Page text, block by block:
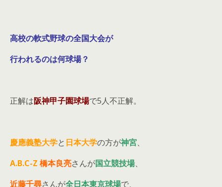
高校の軟式野球の全国大会が
行われるのは何球場？
正解は阪神甲子園球場で5人不正解。
慶應義塾大学と 日本大学の方が神宮、
A.B.C-Z 橋本良亮さんが国立競技場、
近藤千尋さんが全日本東京球場で、